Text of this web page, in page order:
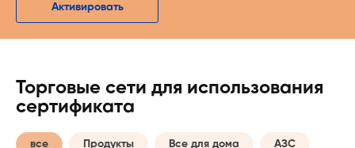
Активировать
Торговые сети для использования
сертификата
все Продукты Все для дома АЗС